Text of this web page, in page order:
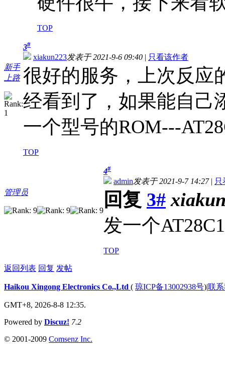
TOP
新手
上路
3#
xiakun223发表于 2021-9-6 09:40 | 只看该作者
很好的服务，上次反应
经看到了，如果能自己
一个型号的ROM---
TOP
管理员
4#
admin发表于 2021-9-7 14:27| 只
回复 3#
发一个
TOP
返回列表 回复 发帖
Haikou Xingong Electronics Co.,Ltd ( 琼ICP备13002938号)|联
GMT+8, 2026-8-8 12:35.
Powered by Discuz! 7.2
© 2001-2009 Comsenz Inc.